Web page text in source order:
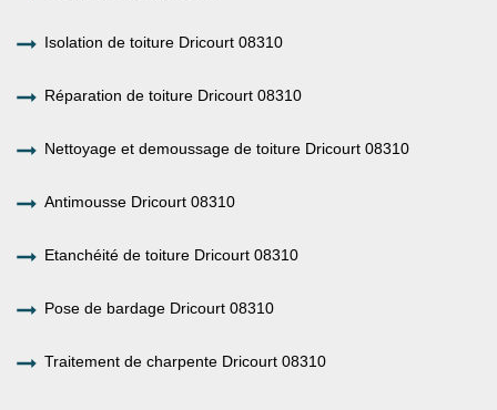
Isolation de toiture Dricourt 08310
Réparation de toiture Dricourt 08310
Nettoyage et demoussage de toiture Dricourt 08310
Antimousse Dricourt 08310
Etanchéité de toiture Dricourt 08310
Pose de bardage Dricourt 08310
Traitement de charpente Dricourt 08310